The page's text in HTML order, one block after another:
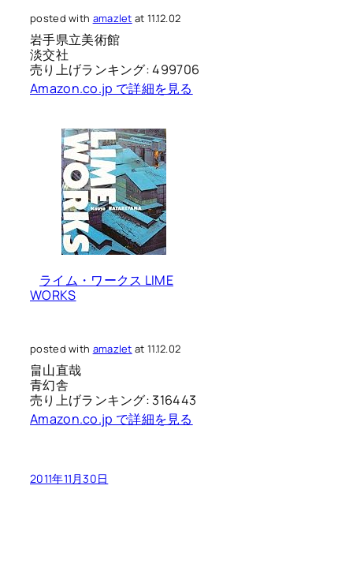
posted with amazlet at 11.12.02
岩手県立美術館
淡交社
売り上げランキング: 499706
Amazon.co.jp で詳細を見る
ライム・ワークス LIME
WORKS
posted with amazlet at 11.12.02
畠山直哉
青幻舎
売り上げランキング: 316443
Amazon.co.jp で詳細を見る
2011年11月30日